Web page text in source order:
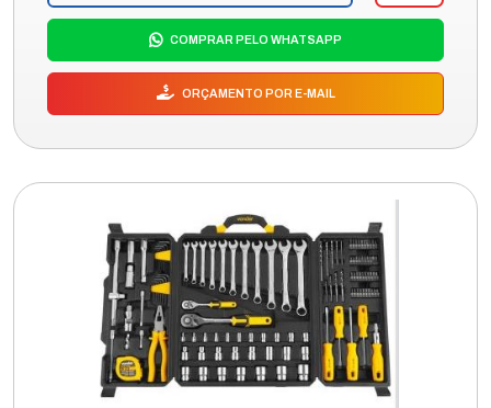
COMPRAR PELO WHATSAPP
ORÇAMENTO POR E-MAIL